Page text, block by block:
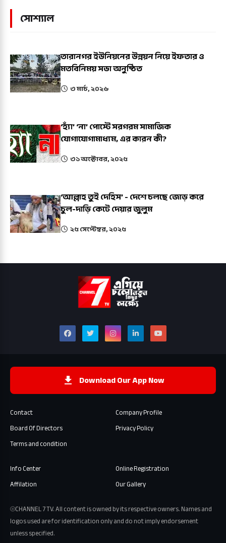
সোশ্যাল
তারানগর ইউনিয়নের উন্নয়ন নিয়ে ইফতার ও
মতবিনিময় সভা অনুষ্ঠিত
৩ মার্চ, ২০২৬
‘হ্যাঁ’ ‘না’ পোস্টে সরগরম সামাজিক
যোগাযোগামাধ্যম, এর কারন কী?
৩১ অক্টোবর, ২০২৫
‘আল্লাহ তুই দেহিস’ - দেশে চলছে জোড় করে
চুল-দাড়ি কেটে দেয়ার জুলুম
২৫ সেপ্টেম্বর, ২০২৫
Download Our App Now
Contact
Company Profile
Board Of Directors
Privacy Policy
Terms and condition
Info Center
Online Registration
Affilation
Our Gallery
⦾CHANNEL 7 TV. All content is owned by its respective owners. Names and
logos used are for identification only and do not imply endorsement
unless specified.